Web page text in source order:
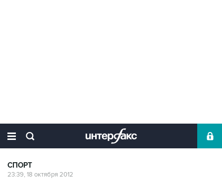
СПОРТ
23:39, 18 октября 2012